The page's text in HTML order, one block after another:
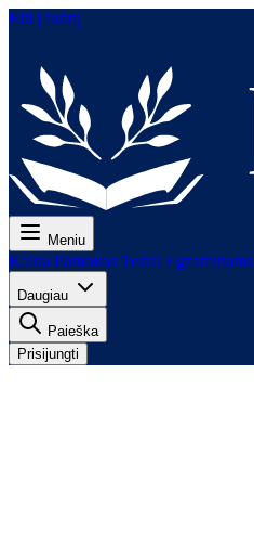
Eiti į turinį
Meniu
Kaina Pamokos Testai Egzaminams
Daugiau
Paieška
Prisijungti